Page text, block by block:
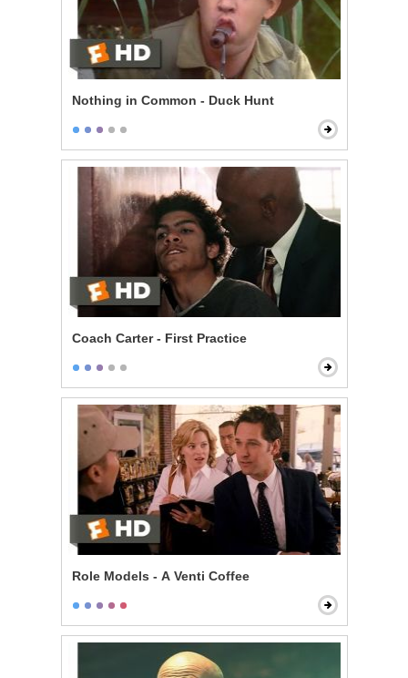
Nothing in Common - Duck Hunt
Coach Carter - First Practice
Role Models - A Venti Coffee